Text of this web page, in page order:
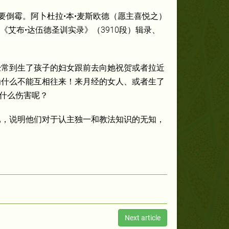
霉。阿卜杜拉•本•麦斯欧德（愿主喜悦之）
艾布•达伍德圣训实录》（3910段）辑录、
到生了孩子的妇女跟前去向她祝贺或者拉近
么不能互相往来！来月经的女人、或者生了
么伤害呢？
说明他们对于认主独一和教法知识的无知，
Next article